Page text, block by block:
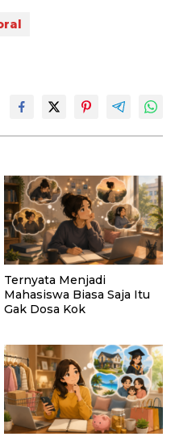
Ternyata Menjadi
Mahasiswa Biasa Saja Itu
Gak Dosa Kok